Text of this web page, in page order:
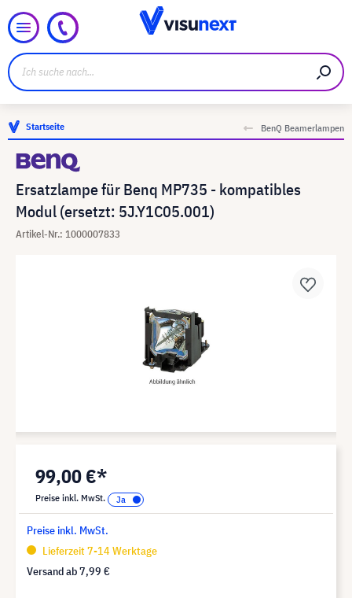
Startseite BenQ Beamerlampen
Ersatzlampe für Benq MP735 - kompatibles
Modul (ersetzt: 5J.Y1C05.001)
Artikel-Nr.: 1000007833
99,00 €*
Preise inkl. MwSt.
Preise inkl. MwSt.
Lieferzeit 7-14 Werktage
Versand ab7,99 €